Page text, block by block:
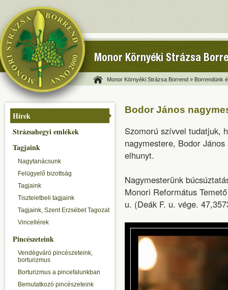
Monor Környéki Strázsa
Monor Környéki Strázsa Borrend » Borrendünk
Hírek
Strázsahegyi emlékek
Tagjaink
Nagytanácsunk
Felügyelő bizottság
Tagjaink
Tiszteletbeli tagjaink
Tagjaink, Szent Erzsébet Tagozat
Vincellérek
Pincészeteink
Vendégváró pincészeteink,
borturizmus
Borturizmus a pincefalunkban
Bemutatkozó pincészeteink
Bodor János
Szomorú szívvel tudatjuk,
nagymestere, Bodor
elhunyt.
Nagymesterünk
Monori Református
u. (Deák F. u. vége.